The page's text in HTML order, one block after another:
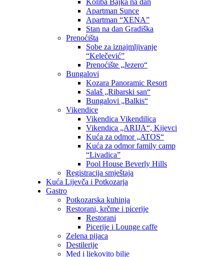
Koliba Bajka na dan
Apartman Sunce
Apartman “XENA”
Stan na dan Gradiška
Prenoćišta
Sobe za iznajmljivanje
“Kelečević”
Prenoćište „Jezero“
Bungalovi
Kozara Panoramic Resort
Salaš „Ribarski san“
Bungalovi „Balkis“
Vikendice
Vikendica Vikendilica
Vikendica „ARIJA“, Kijevci
Kuća za odmor „ATOS“
Kuća za odmor family camp
“Livadica”
Pool House Beverly Hills
Registracija smještaja
Kuća Lijevča i Potkozarja
Gastro
Potkozarska kuhinja
Restorani, krčme i picerije
Restorani
Picerije i Lounge caffe
Zelena pijaca
Destilerije
Med i ljekovito bilje